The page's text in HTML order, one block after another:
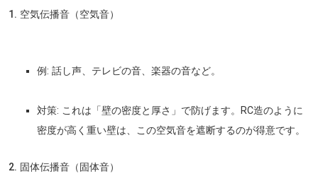
1. 空気伝播音（空気音）
例: 話し声、テレビの音、楽器の音など。
対策: これは 「壁の密度と厚さ」 で防げます。RC造のように
密度が高く重い壁は、この空気音を遮断するのが得意です。
2. 固体伝播音（固体音）